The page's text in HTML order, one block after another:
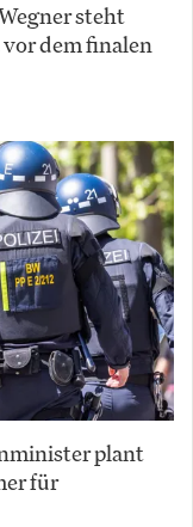
steht
dem finalen
plant
für